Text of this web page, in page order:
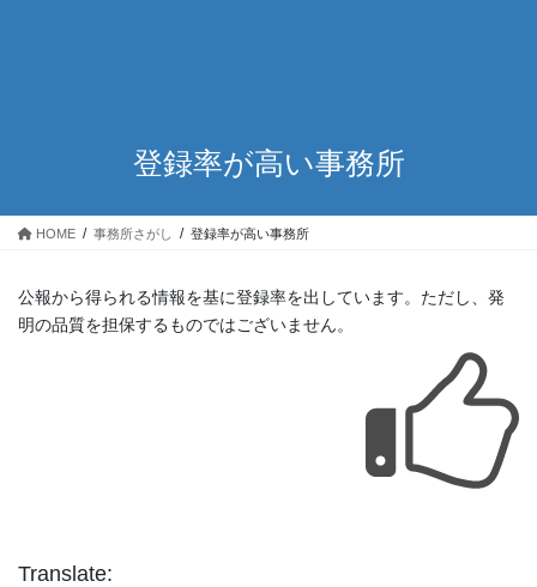
登録率が高い事務所
HOME 事務所さがし 登録率が高い事務所
公報から得られる情報を基に登録率を出しています。ただし、発
明の品質を担保するものではございません。
Translate: